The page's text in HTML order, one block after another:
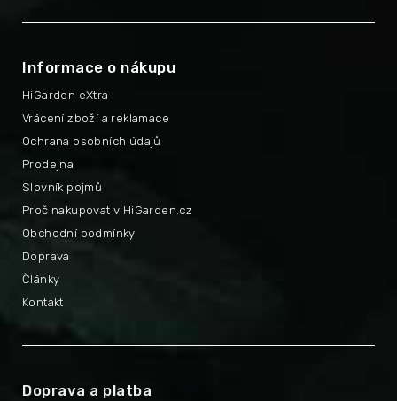
Informace o nákupu
HiGarden eXtra
Proč nakupovat v HiGarden.cz
Vrácení zboží a reklamace
Obchodní podmínky
Ochrana osobních údajů
Doprava
Prodejna
Články
Slovník pojmů
Kontakt
Doprava a platba